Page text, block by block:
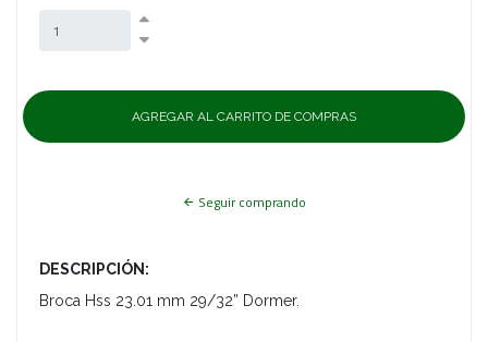
Seguir comprando
DESCRIPCIÓN:
Broca Hss 23.01 mm 29/32” Dormer.